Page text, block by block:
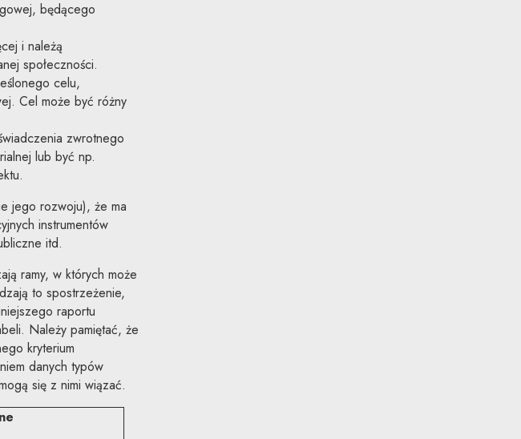
będącego
i należą
społeczności.
celu,
Cel może być różny
zwrotnego
lub być np.
jego rozwoju), że ma
instrumentów
itd.
ramy, w których może
to spostrzeżenie,
raportu
Należy pamiętać, że
kryterium
danych typów
się z nimi wiązać.